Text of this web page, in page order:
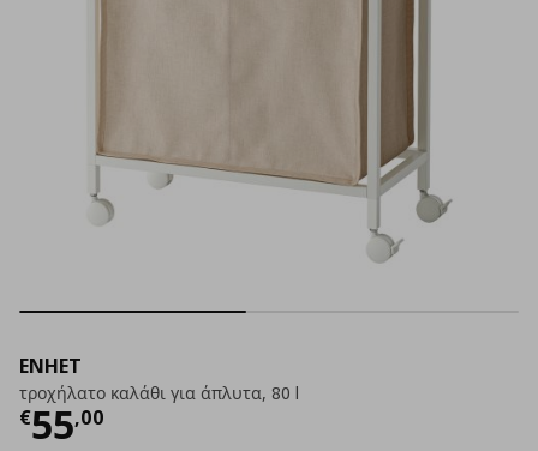
ENHET
τροχήλατο καλάθι για άπλυτα, 80 l
€55,00
Τρέχουσα τιμή